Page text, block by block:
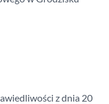
z dnia 20